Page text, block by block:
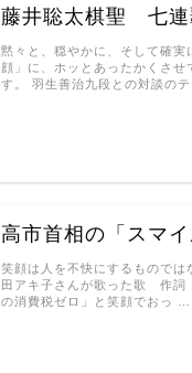
藤井聡太棋聖 七連
黙々と、穏やかに、そして確
顔」に、ホッとあったかくさせ
す。 羽生善治九段との対談の
高市首相の「スマ
笑顔は人を不快にするもので
田アキ子さんが歌った歌 作詞
の消費税ゼロ」と笑顔でおっ …